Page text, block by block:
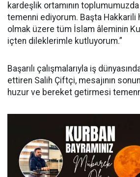
kardeşlik ortamının toplumumuzda
temenni ediyorum. Başta Hakkarili
olmak üzere tüm İslam âleminin
içten dileklerimle kutluyorum.”
Başarılı çalışmalarıyla iş
ettiren Salih Çiftçi, mesajının
huzur ve bereket getirmesi